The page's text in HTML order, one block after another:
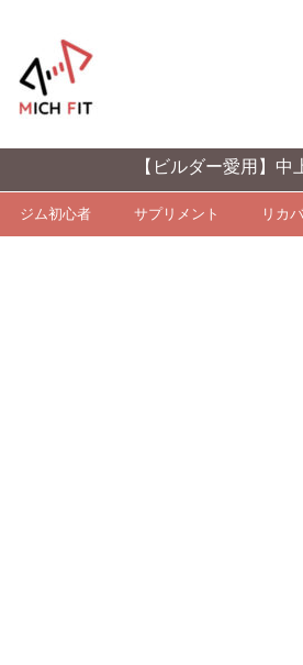
【ビルダー愛用】中上級
ジム初心者 サプリメント リカ